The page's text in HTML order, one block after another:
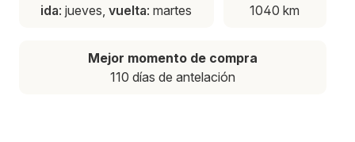
ida: jueves,vuelta: martes
1040 km
Mejor momento de compra
110 días de antelación